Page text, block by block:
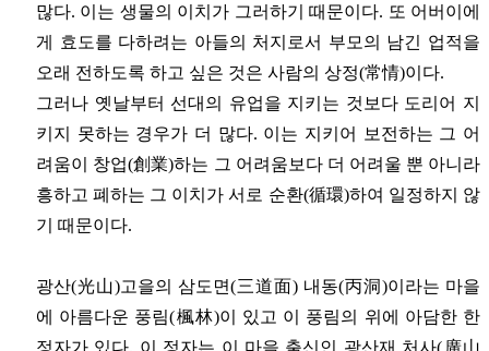
많다. 이는 생물의 이치가 그러하기 때문이다. 또 어버이에
게 효도를 다하려는 아들의 처지로서 부모의 남긴 업적을
오래 전하도록 하고 싶은 것은 사람의 상정(常情)이다.
그러나 옛날부터 선대의 유업을 지키는 것보다 도리어 지
키지 못하는 경우가 더 많다. 이는 지키어 보전하는 그 어
려움이 창업(創業)하는 그 어려움보다 더 어려울 뿐 아니라
흥하고 폐하는 그 이치가 서로 순환(循環)하여 일정하지 않
기 때문이다.
광산(光山)고을의 삼도면(三道面) 내동(丙洞)이라는 마을
에 아름다운 풍림(楓林)이 있고 이 풍림의 위에 아담한 한
정자가 있다. 이 정자는 이 마을 출신인 광산재 처사(廣山